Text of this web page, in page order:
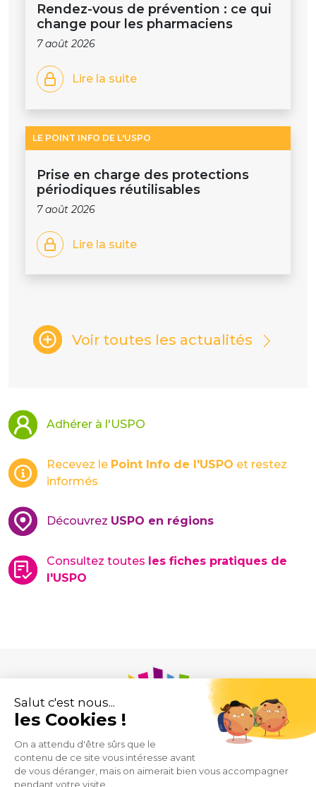
Rendez-vous de prévention : ce qui
change pour les pharmaciens
7 août 2026
Lire la suite
LE POINT INFO DE L'USPO
Prise en charge des protections
périodiques réutilisables
7 août 2026
Lire la suite
Voir toutes les actualités
Adhérer à l'USPO
Recevez le Point Info de l'USPO et restez
informés
Découvrez USPO en régions
Consultez toutes les fiches pratiques de
l'USPO
Union des Syndicats de Pharmaciens d’Officine